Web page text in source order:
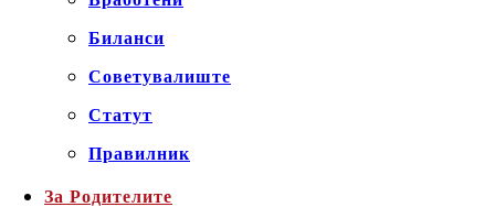
Биланси
Советувалиште
Статут
Правилник
За Родителите